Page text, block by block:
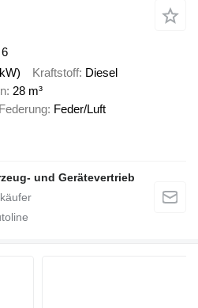
Kraftstoff Diesel
28 m³
Federung Feder/Luft
und Gerätevertrieb